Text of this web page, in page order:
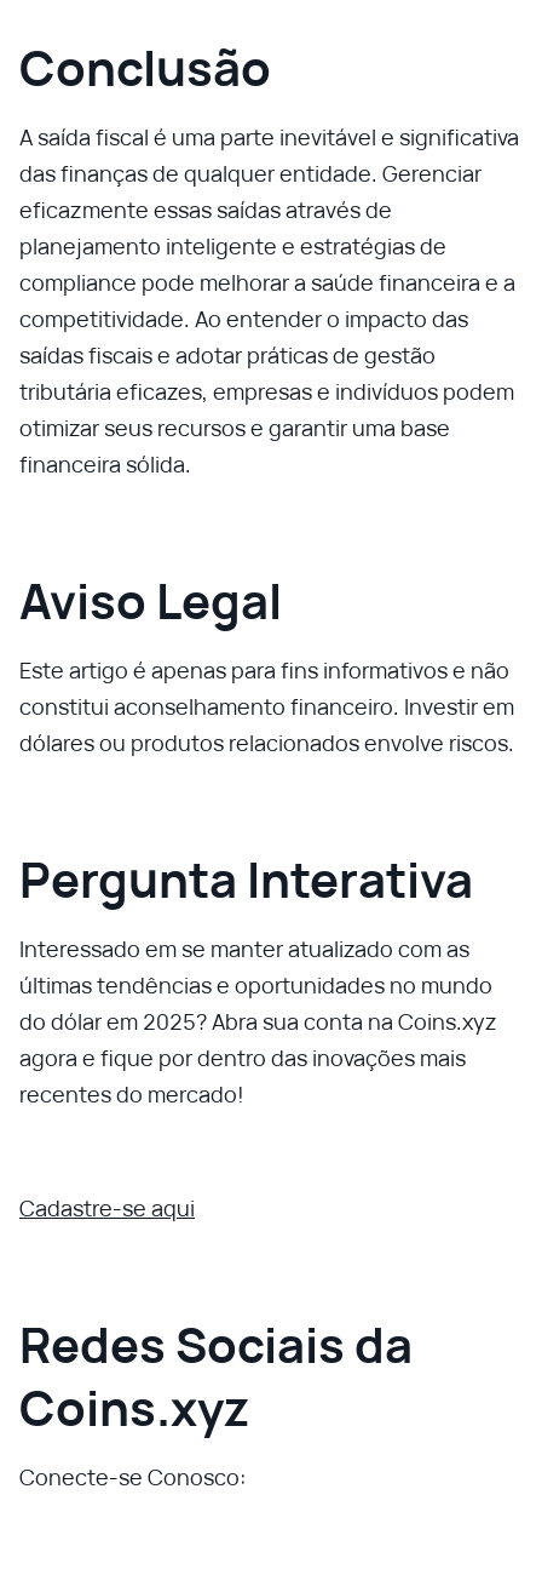
Conclusão
A saída fiscal é uma parte inevitável e significativa
das finanças de qualquer entidade. Gerenciar
eficazmente essas saídas através de
planejamento inteligente e estratégias de
compliance pode melhorar a saúde financeira e a
competitividade. Ao entender o impacto das
saídas fiscais e adotar práticas de gestão
tributária eficazes, empresas e indivíduos podem
otimizar seus recursos e garantir uma base
financeira sólida.
Aviso Legal
Este artigo é apenas para fins informativos e não
constitui aconselhamento financeiro. Investir em
dólares ou produtos relacionados envolve riscos.
Pergunta Interativa
Interessado em se manter atualizado com as
últimas tendências e oportunidades no mundo
do dólar em 2025? Abra sua conta na Coins.xyz
agora e fique por dentro das inovações mais
recentes do mercado!
Cadastre-se aqui
Redes Sociais da
Coins.xyz
Conecte-se Conosco: